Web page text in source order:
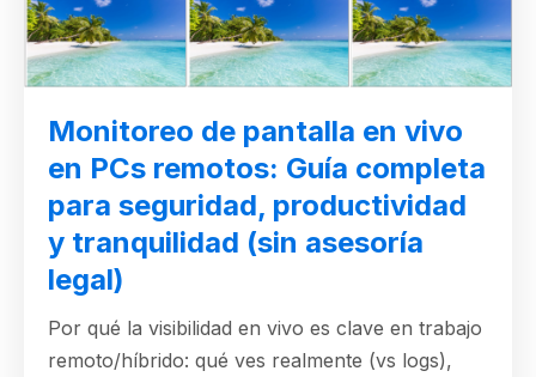
Monitoreo de pantalla en vivo
en PCs remotos: Guía completa
para seguridad, productividad
y tranquilidad (sin asesoría
legal)
Por qué la visibilidad en vivo es clave en trabajo
remoto/híbrido: qué ves realmente (vs logs),